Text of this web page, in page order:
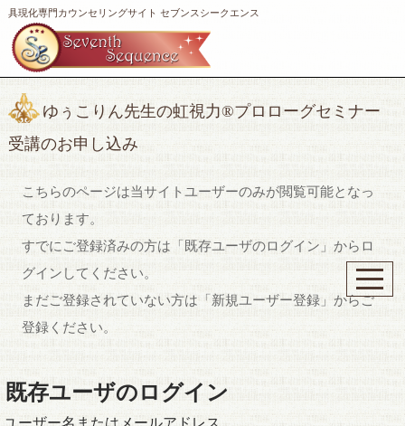
具現化専門カウンセリングサイト セブンスシークエンス
ゆぅこりん先生の虹視力®︎プロローグセミナー
受講のお申し込み
こちらのページは当サイトユーザーのみが閲覧可能となっ
ております。
すでにご登録済みの方は「既存ユーザのログイン」からロ
グインしてください。
まだご登録されていない方は「新規ユーザー登録」からご
登録ください。
既存ユーザのログイン
ユーザー名またはメールアドレス